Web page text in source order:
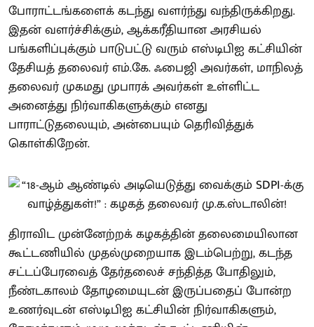
போராட்டங்களைக் கடந்து வளர்ந்து வந்திருக்கிறது.
இதன் வளர்ச்சிக்கும், ஆக்கரீதியான அரசியல்
பங்களிப்புக்கும் பாடுபட்டு வரும் எஸ்டிபிஐ கட்சியின்
தேசியத் தலைவர் எம்.கே. ஃபைஜி அவர்கள், மாநிலத்
தலைவர் முகமது முபாரக் அவர்கள் உள்ளிட்ட
அனைத்து நிர்வாகிகளுக்கும் எனது
பாராட்டுதலையும், அன்பையும் தெரிவித்துக்
கொள்கிறேன்.
திராவிட முன்னேற்றக் கழகத்தின் தலைமையிலான
கூட்டணியில் முதல்முறையாக இடம்பெற்று, கடந்த
சட்டப்பேரவைத் தேர்தலைச் சந்தித்த போதிலும்,
நீண்டகாலம் தோழமையுடன் இருப்பதைப் போன்ற
உணர்வுடன் எஸ்டிபிஐ கட்சியின் நிர்வாகிகளும்,